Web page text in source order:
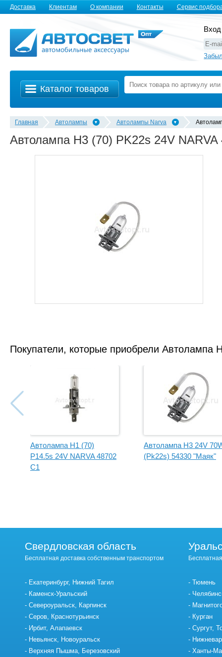
Доставка Клиентам О компании Контакты Сервис
Каталог товаров
Главная Автолампы Автолампы Narva
Автолампа H3 (70) PK22s 24V NARVA
Покупатели, которые приобрели Автолампа
Автолампа H1 (70)
P14.5s 24V NARVA 48702
C1
Автолампа H3 24V
(Pk22s) 54330 "Маяк"
Свердловская область
Бесплатная доставка собственным транспортом
Екатеринбург, Нижний Тагил
Каменск-Уральский
Североуральск, Карпинск
Серов, Краснотурьинск
Ирбит, Алапаевск
Невьянск, Новоуральск
Верхняя Пышма, Березовский
Тюмень
Курган
Сургут,
Ханты-